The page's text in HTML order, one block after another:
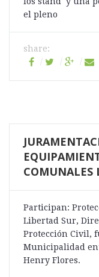
el pleno
share:
COMUNALES
Participan:
Libertad Sur,
Protección Civil,
Municipalidad
Henry Flores.